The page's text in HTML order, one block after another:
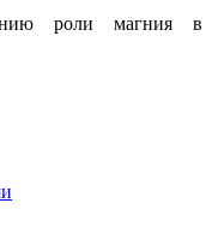
роли магния в